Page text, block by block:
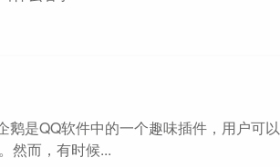
鹅是QQ软件中的一个趣味插件，用户可以
然而，有时候...